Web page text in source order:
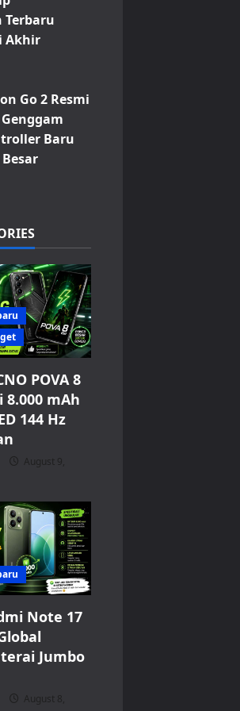
Terbaru
Akhir
Go 2 Resmi
Baru
POVA 8
8.000 mAh
144 Hz
August 9,
Note 17
Jumbo
August 8,